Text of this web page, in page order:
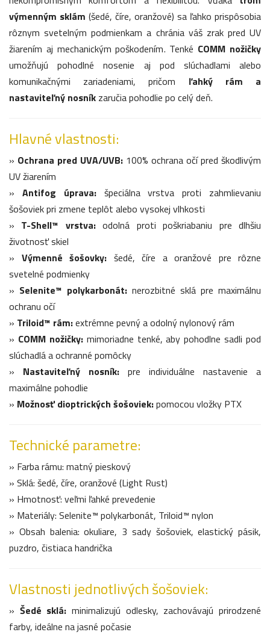
výmenným sklám (šedé, číre, oranžové) sa ľahko prispôsobia
rôznym svetelným podmienkam a chránia váš zrak pred UV
žiarením aj mechanickým poškodením. Tenké COMM nožičky
umožňujú pohodlné nosenie aj pod slúchadlami alebo
komunikačnými zariadeniami, pričom ľahký rám a
nastaviteľný nosník zaručia pohodlie po celý deň.
Hlavné vlastnosti:
» Ochrana pred UVA/UVB: 100% ochrana očí pred škodlivým
UV žiarením
» Antifog úprava:špeciálna vrstva proti zahmlievaniu
šošoviek pri zmene teplôt alebo vysokej vlhkosti
» T-Shell™ vrstva:odolná proti poškriabaniu pre dlhšiu
životnosť skiel
» Výmenné šošovky: šedé, číre a oranžové pre rôzne
svetelné podmienky
» Selenite™ polykarbonát: nerozbitné sklá pre maximálnu
ochranu očí
» Triloid™ rám:extrémne pevný a odolný nylonový rám
» COMM nožičky:mimoriadne tenké, aby pohodlne sadli pod
slúchadlá a ochranné pomôcky
» Nastaviteľný nosník: pre individuálne nastavenie a
maximálne pohodlie
» Možnosť dioptrických šošoviek:pomocou vložky PTX
Technické parametre:
» Farba rámu: matný pieskový
» Sklá: šedé, číre, oranžové (Light Rust)
» Hmotnosť: veľmi ľahké prevedenie
» Materiály: Selenite™ polykarbonát, Triloid™ nylon
» Obsah balenia: okuliare, 3 sady šošoviek, elastický pásik,
puzdro, čistiaca handrička
Vlastnosti jednotlivých šošoviek:
» Šedé sklá: minimalizujú odlesky, zachovávajú prirodzené
farby, ideálne na jasné počasie